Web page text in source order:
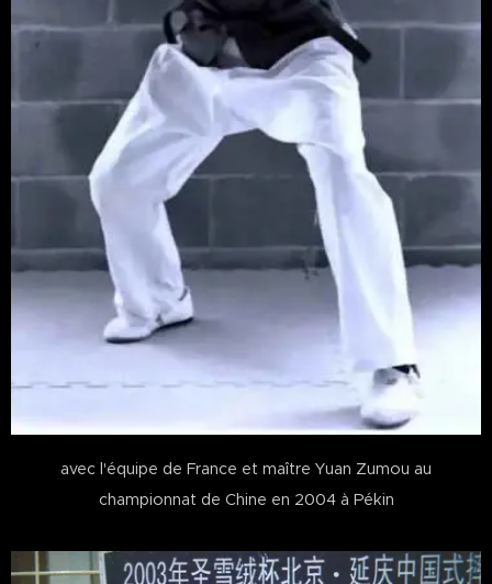
avec l'équipe de France et maître Yuan Zumou au
championnat de Chine en 2004 à Pékin